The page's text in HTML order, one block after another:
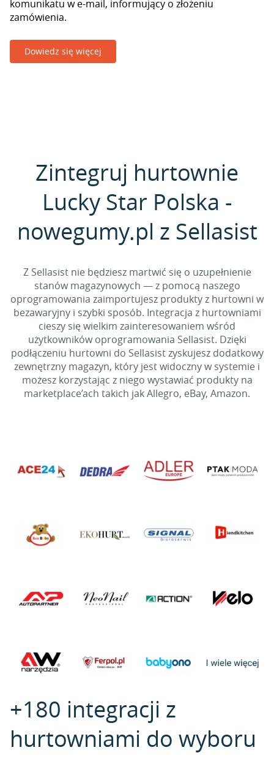
komunikatu w e-mail, informujący o złożeniu
zamówienia.
Dowiedz się więcej
Zintegruj hurtownie
Lucky Star Polska -
nowegumy.pl z Sellasist
Z Sellasist nie będziesz martwić się o uzupełnienie
stanów magazynowych — z pomocą naszego
oprogramowania zaimportujesz produkty z hurtowni w
bezawaryjny i szybki sposób. Integracja z hurtowniami
cieszy się wielkim zainteresowaniem wśród
użytkowników oprogramowania Sellasist. Dzięki
podłączeniu hurtowni do Sellasist zyskujesz dodatkowy
zewnętrzny magazyn, który jest widoczny w systemie i
możesz korzystając z niego wystawiać produkty na
marketplace’ach takich jak Allegro, eBay, Amazon.
+180 integracji z
hurtowniami do wyboru